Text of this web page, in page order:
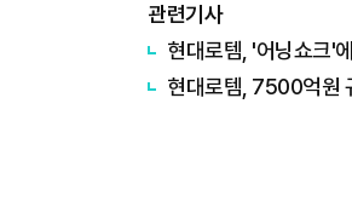
관련기사
현대로템, '어닝쇼크'
현대로템, 7500억원